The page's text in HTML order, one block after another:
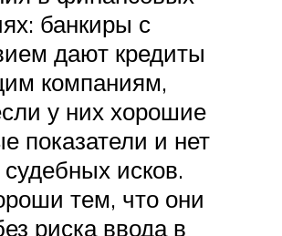
банкиры с
дают кредиты
компаниям,
у них хорошие
показатели и нет
исков.
тем, что они
риска ввода в